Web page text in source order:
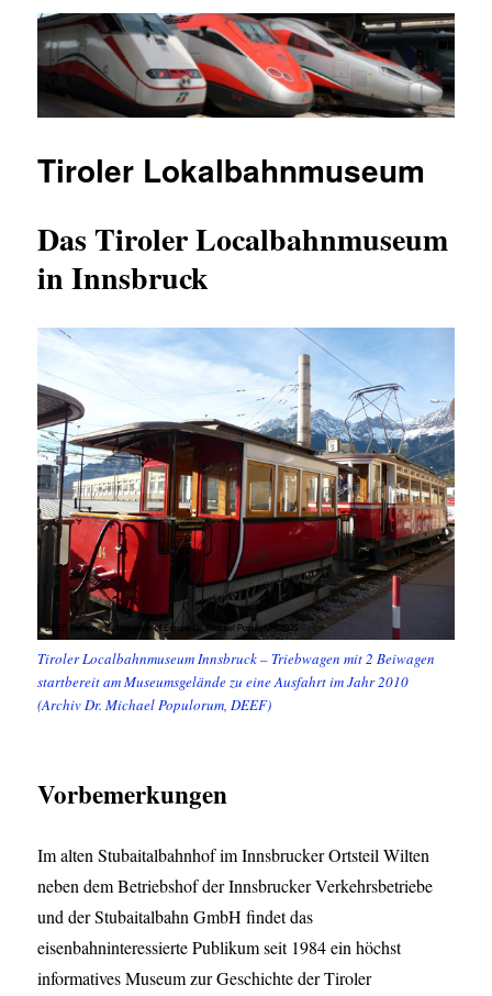
Tiroler Lokalbahnmuseum
Das Tiroler Localbahnmuseum
in Innsbruck
Tiroler Localbahnmuseum Innsbruck – Triebwagen mit 2 Beiwagen
startbereit am Museumsgelände zu eine Ausfahrt im Jahr 2010
(Archiv Dr. Michael Populorum, DEEF)
Vorbemerkungen
Im alten Stubaitalbahnhof im Innsbrucker Ortsteil Wilten
neben dem Betriebshof der Innsbrucker Verkehrsbetriebe
und der Stubaitalbahn GmbH findet das
eisenbahninteressierte Publikum seit 1984 ein höchst
informatives Museum zur Geschichte der Tiroler